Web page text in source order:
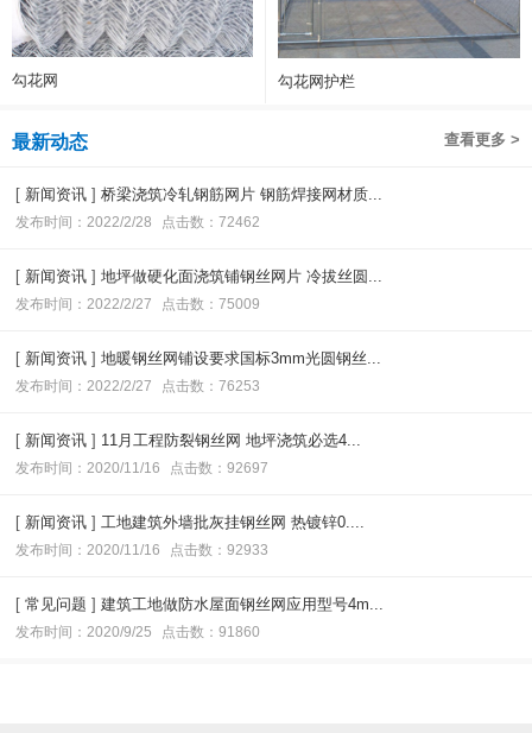
勾花网 勾花网护栏
查看更多 >
最新动态
[ 新闻资讯 ] 桥梁浇筑冷轧钢筋网片 钢筋焊接网材质...
发布时间：2022/2/28 点击数：72462
[ 新闻资讯 ] 地坪做硬化面浇筑铺钢丝网片 冷拔丝圆...
发布时间：2022/2/27 点击数：75009
[ 新闻资讯 ] 地暖钢丝网铺设要求国标3mm光圆钢丝...
发布时间：2022/2/27 点击数：76253
[ 新闻资讯 ] 11月工程防裂钢丝网 地坪浇筑必选4...
发布时间：2020/11/16 点击数：92697
[ 新闻资讯 ] 工地建筑外墙批灰挂钢丝网 热镀锌0....
发布时间：2020/11/16 点击数：92933
[ 常见问题 ] 建筑工地做防水屋面钢丝网应用型号4m...
发布时间：2020/9/25 点击数：91860